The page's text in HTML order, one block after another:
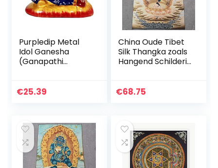
Purpledip Metal
Idol Ganesha
(Ganapathi
Schilderij
€25.39
China Oude Tibet
Silk Thangka zoals
Hangend Schilderij
standbeeld (Size
€68.75